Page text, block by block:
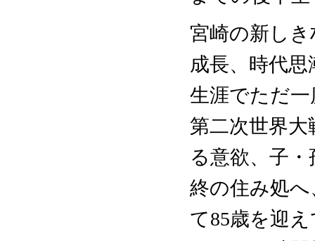
宮崎の新し
成長、時代
生涯でただ
第二次世界
る意欲、子
終の住み処
て85歳を迎